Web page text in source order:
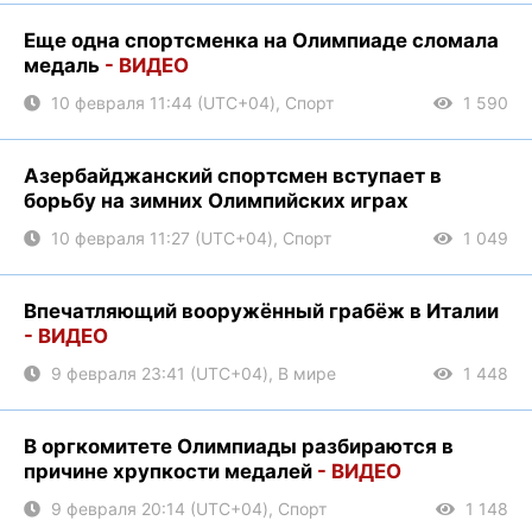
Еще одна спортсменка на Олимпиаде сломала
медаль - ВИДЕО
10 февраля 11:44 (UTC+04), Спорт 1 590
Азербайджанский спортсмен вступает в
борьбу на зимних Олимпийских играх
10 февраля 11:27 (UTC+04), Спорт 1 049
Впечатляющий вооружённый грабёж в Италии
- ВИДЕО
9 февраля 23:41 (UTC+04), В мире 1 448
В оргкомитете Олимпиады разбираются в
причине хрупкости медалей - ВИДЕО
9 февраля 20:14 (UTC+04), Спорт 1 148